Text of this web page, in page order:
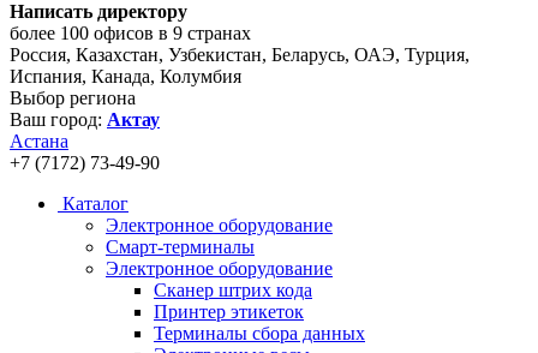
Написать директору
более 100 офисов в 9 странах
Россия, Казахстан, Узбекистан, Беларусь, ОАЭ, Турция,
Испания, Канада, Колумбия
Выбор региона
Ваш город: Актау
Астана
+7 (7172) 73-49-90
Каталог
Электронное оборудование
Смарт-терминалы
Электронное оборудование
Сканер штрих кода
Принтер этикеток
Терминалы сбора данных